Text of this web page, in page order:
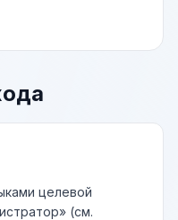
целевой
(см.